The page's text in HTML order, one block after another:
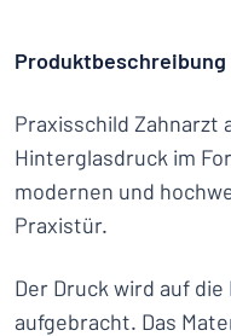
Produktbeschreibung
Praxisschild Zahnarzt
Hinterglasdruck im
modernen und
Praxistür.
Der Druck wird auf
aufgebracht. Das